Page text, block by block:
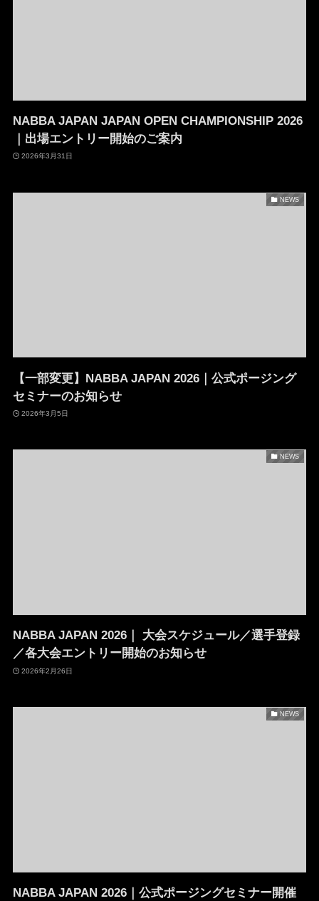
NABBA JAPAN JAPAN OPEN CHAMPIONSHIP 2026
｜出場エントリー開始のご案内
2026年3月31日
NEWS
【一部変更】NABBA JAPAN 2026｜公式ポージング
セミナーのお知らせ
2026年3月5日
NEWS
NABBA JAPAN 2026｜ 大会スケジュール／選手登録
／各大会エントリー開始のお知らせ
2026年2月26日
NEWS
NABBA JAPAN 2026｜公式ポージングセミナー開催